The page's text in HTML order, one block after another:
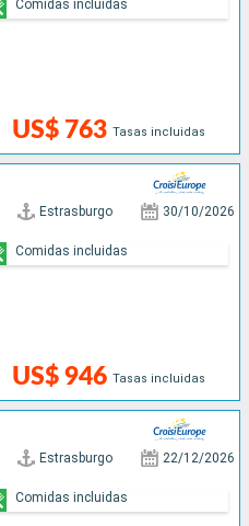
US$ 763 Tasas incluidas
Comidas incluidas
Estrasburgo 30/10/2026
US$ 946 Tasas incluidas
Comidas incluidas
Estrasburgo 22/12/2026
Comidas incluidas